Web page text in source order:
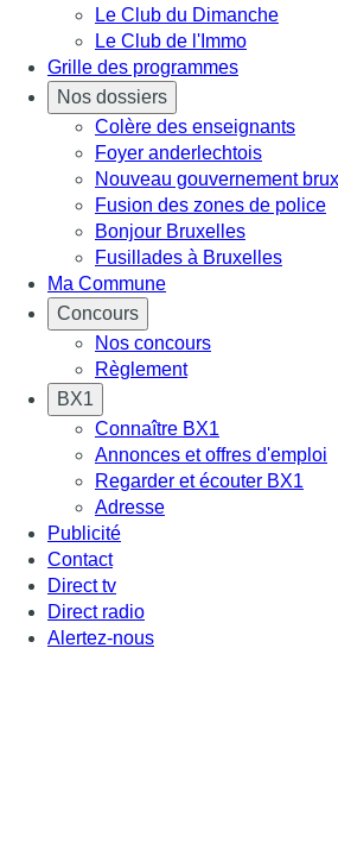
Le Club du Dimanche
Le Club de l'Immo
Grille des programmes
Nos dossiers
Colère des enseignants
Foyer anderlechtois
Nouveau gouvernement
Fusion des zones de police
Bonjour Bruxelles
Fusillades à Bruxelles
Ma Commune
Concours
Nos concours
Règlement
BX1
Connaître BX1
Annonces et offres d'emploi
Regarder et écouter BX1
Adresse
Publicité
Contact
Direct tv
Direct radio
Alertez-nous